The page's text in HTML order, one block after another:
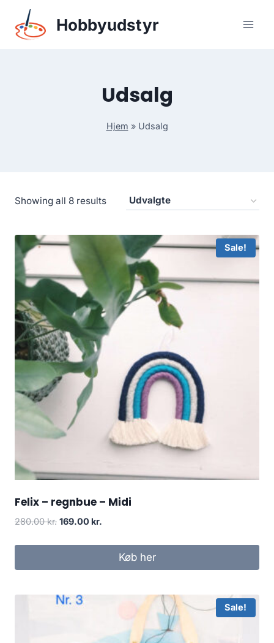
content
Hobbyudstyr
Udsalg
Hjem » Udsalg
Showing all 8 results
Sale!
Felix – regnbue – Midi
280.00kr. 169.00 kr.
Køb her
Sale!